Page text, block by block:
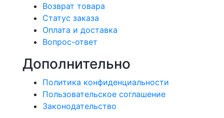
Возврат товара
Статус заказа
Оплата и доставка
Вопрос-ответ
Дополнительно
Политика конфиденциальности
Пользовательское соглашение
Законодательство